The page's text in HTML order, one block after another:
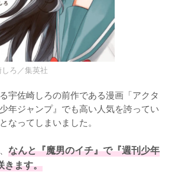
ろ／集英社
宇佐崎しろの前作である漫画「アクタ
年ジャンプ』でも高い人気を誇ってい
なってしまいました。
なんと『魔男のイチ』で『週刊少年
きます。